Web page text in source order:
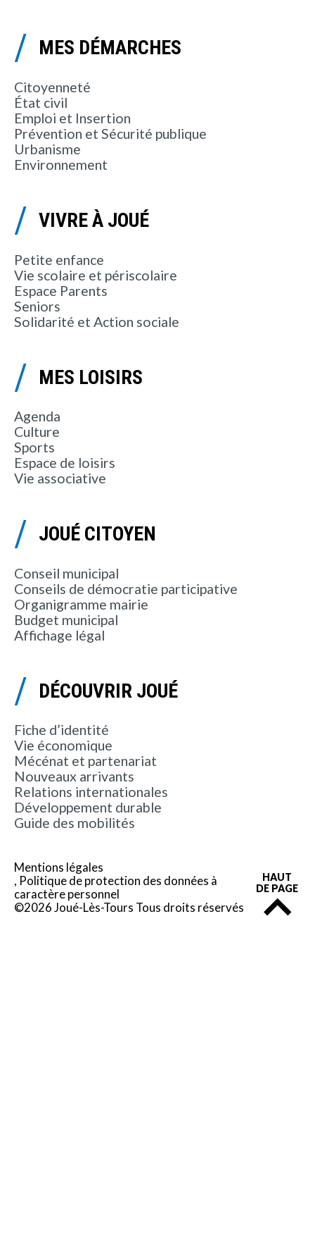
MES DÉMARCHES
Citoyenneté
État civil
Emploi et Insertion
Prévention et Sécurité publique
Urbanisme
Environnement
VIVRE À JOUÉ
Petite enfance
Vie scolaire et périscolaire
Espace Parents
Seniors
Solidarité et Action sociale
MES LOISIRS
Agenda
Culture
Sports
Espace de loisirs
Vie associative
JOUÉ CITOYEN
Conseil municipal
Conseils de démocratie participative
Organigramme mairie
Budget municipal
Affichage légal
DÉCOUVRIR JOUÉ
Fiche d’identité
Vie économique
Mécénat et partenariat
Nouveaux arrivants
Relations internationales
Développement durable
Guide des mobilités
Mentions légales
Politique de protection des données à
caractère personnel
©2026 Joué-Lès-Tours Tous droits réservés
HAUT
DE PAGE